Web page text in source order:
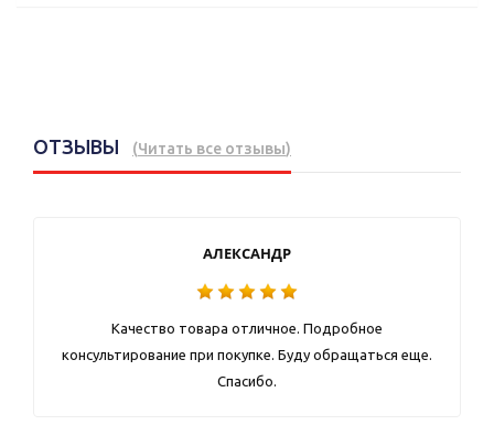
ОТЗЫВЫ (Читать все отзывы)
АЛЕКСАНДР
Качество товара отличное. Подробное
консультирование при покупке. Буду обращаться еще.
Спасибо.